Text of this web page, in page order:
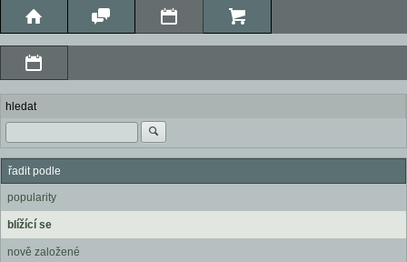
hledat
řadit podle
popularity
blížící se
nově založené